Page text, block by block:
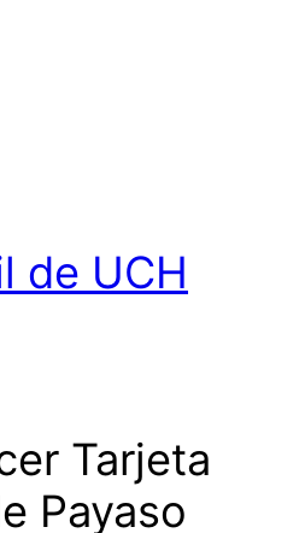
de UCH
Tarjeta
Payaso